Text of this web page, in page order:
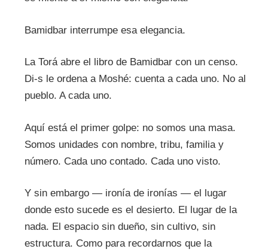
Bamidbar interrumpe esa elegancia.
La Torá abre el libro de Bamidbar con un censo.
Di-s le ordena a Moshé: cuenta a cada uno. No al
pueblo. A cada uno.
Aquí está el primer golpe: no somos una masa.
Somos unidades con nombre, tribu, familia y
número. Cada uno contado. Cada uno visto.
Y sin embargo — ironía de ironías — el lugar
donde esto sucede es el desierto. El lugar de la
nada. El espacio sin dueño, sin cultivo, sin
estructura. Como para recordarnos que la